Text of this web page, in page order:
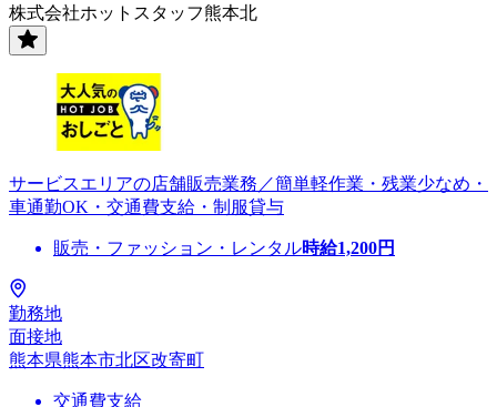
株式会社ホットスタッフ熊本北
サービスエリアの店舗販売業務／簡単軽作業・残業少なめ・
車通勤OK・交通費支給・制服貸与
販売・ファッション・レンタル時給1,200円
勤務地
面接地
熊本県熊本市北区改寄町
交通費支給